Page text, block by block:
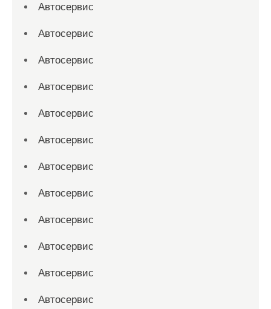
Автосервис
Автосервис
Автосервис
Автосервис
Автосервис
Автосервис
Автосервис
Автосервис
Автосервис
Автосервис
Автосервис
Автосервис